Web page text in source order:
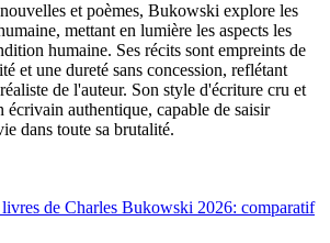
et poèmes, Bukowski explore les
mettant en lumière les aspects les
humaine. Ses récits sont empreints de
et une dureté sans concession, reflétant
de l'auteur. Son style d'écriture cru et
authentique, capable de saisir
dans toute sa brutalité.
de Charles Bukowski 2026: comparatif